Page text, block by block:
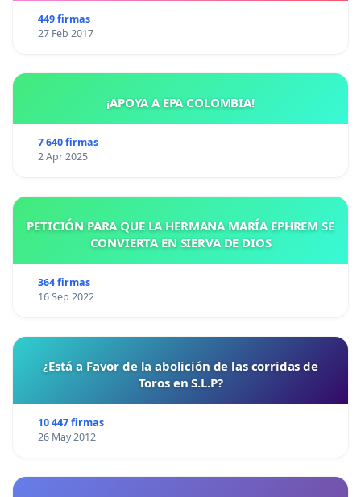
449 firmas
27 Feb 2017
¡APOYA A EPA COLOMBIA!
7 640 firmas
2 Apr 2025
PETICIÓN PARA QUE LA HERMANA MARÍA EPHREM SE
CONVIERTA EN SIERVA DE DIOS
364 firmas
16 Sep 2022
¿Está a Favor de la abolición de las corridas de
Toros en S.L.P?
10 447 firmas
26 May 2012